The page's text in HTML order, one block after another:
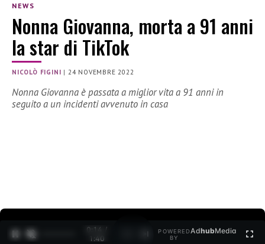
NEWS
Nonna Giovanna, morta a 91 anni
la star di TikTok
NICOLÒ FIGINI | 24 NOVEMBRE 2022
Nonna Giovanna è passata a miglior vita a 91 anni in
seguito a un incidenti avvenuto in casa
0:15 /
1:40
POWERED
BY
AdhubMedia